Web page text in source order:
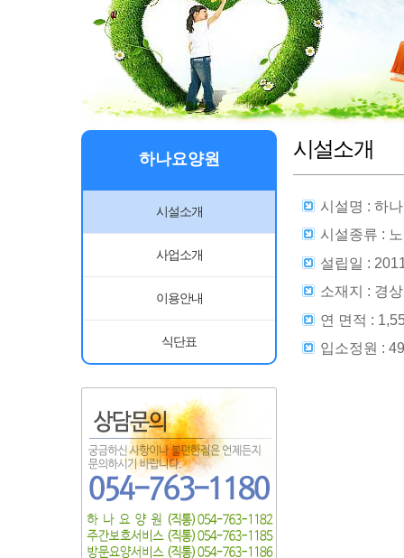
하나요양원
시설소개
사업소개
이용안내
식단표
시설소개
시설명 : 하
시설종류 :
설립일 :
소재지 : 경
연 면적 :
입소정원 :